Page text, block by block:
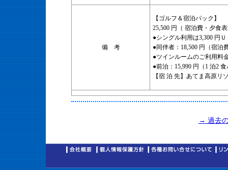
備 考
【ゴルフ＆宿泊パック】
25,500 円（ 宿泊費・夕食
●シングル利用は3,300 円Ｕ
●同伴者：18,500 円（宿泊
●ツインルームのご利用料
●前泊：15,990 円（1 泊2
【宿 泊 先】あてま高原リ
→ 過去